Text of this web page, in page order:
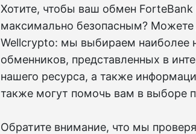
Хотите, чтобы ваш обмен
максимально безопасным? Можете
Wellcrypto: мы выбираем наиболее
обменников, представленных в
нашего ресурса, а также
также могут помочь вам в выборе
Обратите внимание, что мы